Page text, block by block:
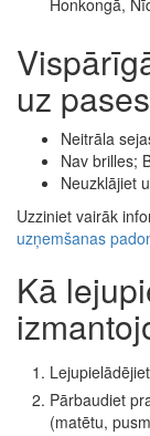
uz
Neitrāla
Nav brilles;
Neuzklājiet
Uzziniet vairāk
uzņemšanas
Kā
Pārbaudiet
(matētu,